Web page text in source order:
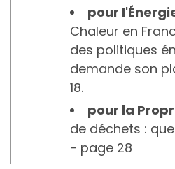
pour
Chaleur en
des politiques
demande son
18.
pour la
de déchets :
- page 28